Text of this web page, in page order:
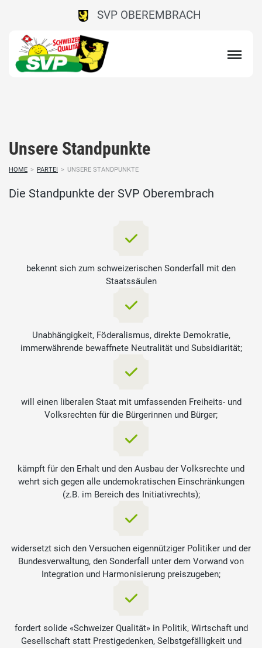
SVP OBEREMBRACH
Unsere Standpunkte
HOME > PARTEI > UNSERE STANDPUNKTE
Die Standpunkte der SVP Oberembrach
bekennt sich zum schweizerischen Sonderfall mit den
Staatssäulen
Unabhängigkeit, Föderalismus, direkte Demokratie,
immerwährende bewaffnete Neutralität und Subsidiarität;
will einen liberalen Staat mit umfassenden Freiheits- und
Volksrechten für die Bürgerinnen und Bürger;
kämpft für den Erhalt und den Ausbau der Volksrechte und
wehrt sich gegen alle undemokratischen Einschränkungen
(z.B. im Bereich des Initiativrechts);
widersetzt sich den Versuchen eigennütziger Politiker und der
Bundesverwaltung, den Sonderfall unter dem Vorwand von
Integration und Harmonisierung preiszugeben;
fordert solide «Schweizer Qualität» in Politik, Wirtschaft und
Gesellschaft statt Prestigedenken, Selbstgefälligkeit und